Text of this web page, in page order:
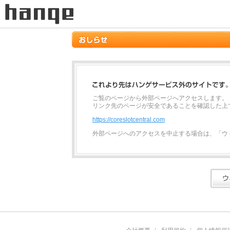
ご覧のページから外部ページへアクセスします。
リンク先のページが安全であることを確認した
https://coreslotcentral.com
外部ページへのアクセスを中止する場合は、「